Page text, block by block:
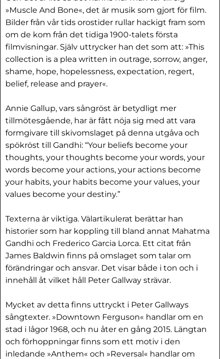
»Muscle And Bone«, det är musik som gjort för film.
Bilder från vår tids orostider rullar hackigt fram som
om de kom från det tidiga 1900-talets första
filmvisningar. Själv uttrycker han det som att: »This
collection is a plea written in outrage, sorrow, anger,
shame, hope, hopelessness, expectation, regert,
belief, release and prayer«.
Annie Gallup, vars sångröst är betydligt mer
tillmötesgående, har är fått nöja sig med att vara
formgivare till skivomslaget på denna utgåva och
spökröst till Gandhi: “Your beliefs become your
thoughts, your thoughts become your words, your
words become your actions, your actions become
your habits, your habits become your values, your
values become your destiny.”
Texterna är viktiga. Välartikulerat berättar han
historier som har koppling till bland annat Mahatma
Gandhi och Frederico Garcia Lorca. Ett citat från
James Baldwin finns på omslaget som talar om
förändringar och ansvar. Det visar både i ton och i
innehåll åt vilket håll Peter Gallway strävar.
Mycket av detta finns uttryckt i Peter Gallways
sångtexter. »Downtown Ferguson« handlar om en
stad i lågor 1968, och nu åter en gång 2015. Längtan
och förhoppningar finns som ett motiv i den
inledande »Anthem« och »Reversal« handlar om